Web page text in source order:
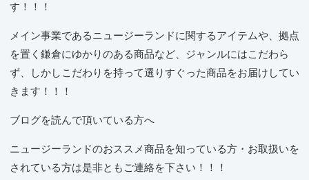
す！！！
メイン事業であるニュージーランドに関するアイテムや、拠点
を置く鎌倉にゆかりのある商品など、ジャンルにはこだわら
ず、しかしこだわりを持って選りすぐった商品をお届けしてい
きます！！！
ブログを読んで頂いている方へ
ニュージーランドのおススメ商品を知っている方・お取扱いを
されている方は是非ともご連絡を下さい！！！